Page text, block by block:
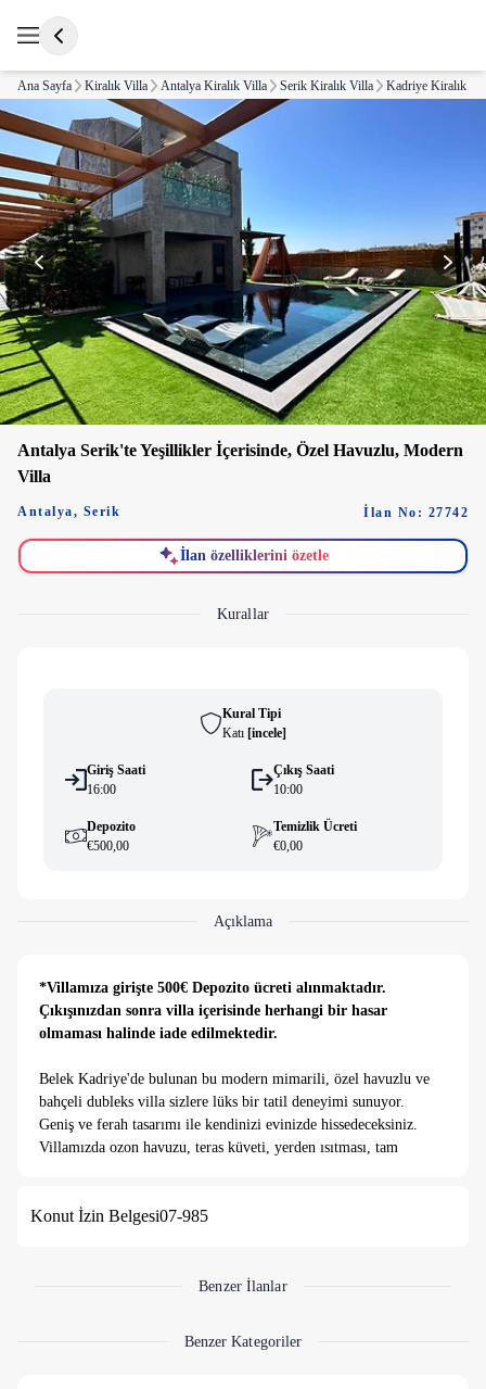
Ana Sayfa Kiralık Villa Antalya Kiralık Villa Serik Kiralık Villa Kadriye Kiralık
Antalya Serik'te Yeşillikler İçerisinde, Özel Havuzlu, Modern
Villa
Antalya, Serik İlan No: 27742
İlan özelliklerini özetle
Kurallar
Kural Tipi
Katı [i̇ncele]
Giriş Saati
16:00
Çıkış Saati
10:00
Depozito
€500,00
Temizlik Ücreti
€0,00
Açıklama
*Villamıza girişte 500€ Depozito ücreti alınmaktadır.
Çıkışınızdan sonra villa içerisinde herhangi bir hasar
olmaması halinde iade edilmektedir.
Belek Kadriye'de bulunan bu modern mimarili, özel havuzlu ve
bahçeli dubleks villa sizlere lüks bir tatil deneyimi sunuyor.
Geniş ve ferah tasarımı ile kendinizi evinizde hissedeceksiniz.
Villamızda ozon havuzu, teras küveti, yerden ısıtması, tam
The Land Of Legends'a 800 metre, plaja 3 km ve
Konut İzin Belgesi07-985
Benzer İlanlar
Benzer Kategoriler